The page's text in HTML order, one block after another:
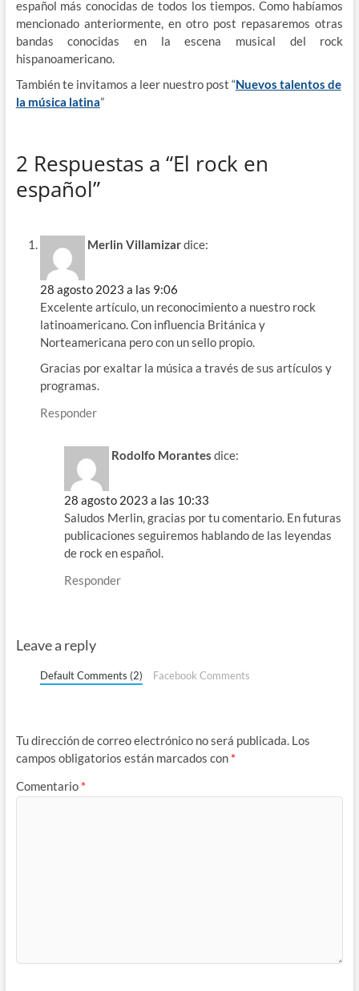
español más conocidas de todos los tiempos. Como habíamos
mencionado anteriormente, en otro post repasaremos otras
bandas conocidas en la escena musical del rock
hispanoamericano.
También te invitamos a leer nuestro post “Nuevos talentos de
la música latina”
2 Respuestas a “El rock en
español”
Merlin Villamizardice:
28 agosto 2023 a las 9:06
Excelente artículo, un reconocimiento a nuestro rock
latinoamericano. Con influencia Británica y
Norteamericana pero con un sello propio.
Gracias por exaltar la música a través de sus artículos y
programas.
Responder
Rodolfo Morantes dice:
28 agosto 2023 a las 10:33
Saludos Merlin, gracias por tu comentario. En futuras
publicaciones seguiremos hablando de las leyendas
de rock en español.
Responder
Leave a reply
Default Comments (2) Facebook Comments
Tu dirección de correo electrónico no será publicada. Los
campos obligatorios están marcados con *
Comentario *